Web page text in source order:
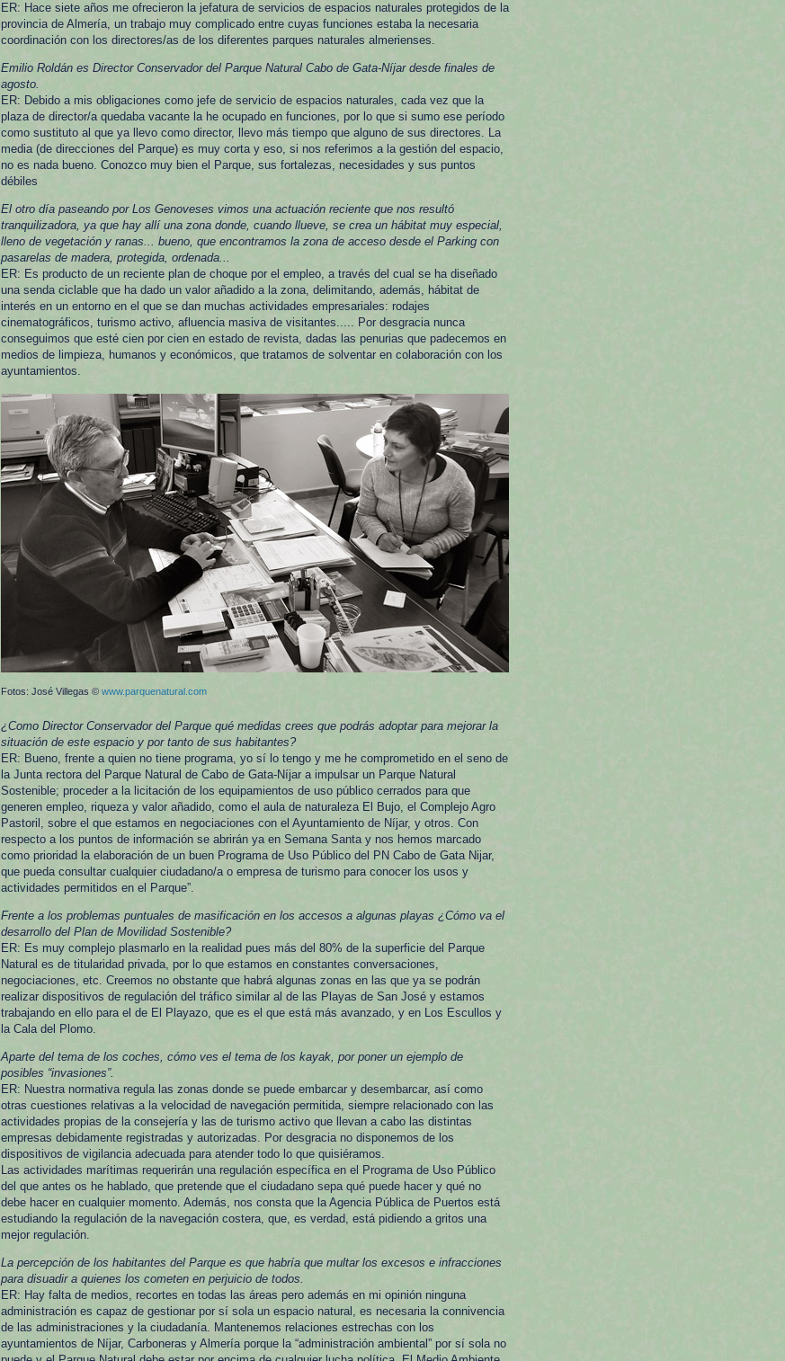
ER: Hace siete años me ofrecieron la jefatura de servicios de espacios naturales protegidos de la
provincia de Almería, un trabajo muy complicado entre cuyas funciones estaba la necesaria
coordinación con los directores/as de los diferentes parques naturales almerienses.
Emilio Roldán es Director Conservador del Parque Natural Cabo de Gata-Níjar desde finales de
agosto.
ER: Debido a mis obligaciones como jefe de servicio de espacios naturales, cada vez que la
plaza de director/a quedaba vacante la he ocupado en funciones, por lo que si sumo ese período
como sustituto al que ya llevo como director, llevo más tiempo que alguno de sus directores. La
media (de direcciones del Parque) es muy corta y eso, si nos referimos a la gestión del espacio,
no es nada bueno. Conozco muy bien el Parque, sus fortalezas, necesidades y sus puntos
débiles
El otro día paseando por Los Genoveses vimos una actuación reciente que nos resultó
tranquilizadora, ya que hay allí una zona donde, cuando llueve, se crea un hábitat muy especial,
lleno de vegetación y ranas... bueno, que encontramos la zona de acceso desde el Parking con
pasarelas de madera, protegida, ordenada...
ER: Es producto de un reciente plan de choque por el empleo, a través del cual se ha diseñado
una senda ciclable que ha dado un valor añadido a la zona, delimitando, además, hábitat de
interés en un entorno en el que se dan muchas actividades empresariales: rodajes
cinematográficos, turismo activo, afluencia masiva de visitantes..... Por desgracia nunca
conseguimos que esté cien por cien en estado de revista, dadas las penurias que padecemos en
medios de limpieza, humanos y económicos, que tratamos de solventar en colaboración con los
ayuntamientos.
Fotos: José Villegas © www.parquenatural.com
¿Como Director Conservador del Parque qué medidas crees que podrás adoptar para mejorar la
situación de este espacio y por tanto de sus habitantes?
ER: Bueno, frente a quien no tiene programa, yo sí lo tengo y me he comprometido en el seno de
la Junta rectora del Parque Natural de Cabo de Gata-Níjar a impulsar un Parque Natural
Sostenible; proceder a la licitación de los equipamientos de uso público cerrados para que
generen empleo, riqueza y valor añadido, como el aula de naturaleza El Bujo, el Complejo Agro
Pastoril, sobre el que estamos en negociaciones con el Ayuntamiento de Níjar, y otros. Con
respecto a los puntos de información se abrirán ya en Semana Santa y nos hemos marcado
como prioridad la elaboración de un buen Programa de Uso Público del PN Cabo de Gata Nijar,
que pueda consultar cualquier ciudadano/a o empresa de turismo para conocer los usos y
actividades permitidos en el Parque”.
Frente a los problemas puntuales de masificación en los accesos a algunas playas ¿Cómo va el
desarrollo del Plan de Movilidad Sostenible?
ER: Es muy complejo plasmarlo en la realidad pues más del 80% de la superficie del Parque
Natural es de titularidad privada, por lo que estamos en constantes conversaciones,
negociaciones, etc. Creemos no obstante que habrá algunas zonas en las que ya se podrán
realizar dispositivos de regulación del tráfico similar al de las Playas de San José y estamos
trabajando en ello para el de El Playazo, que es el que está más avanzado, y en Los Escullos y
la Cala del Plomo.
Aparte del tema de los coches, cómo ves el tema de los kayak, por poner un ejemplo de
posibles “invasiones”.
ER: Nuestra normativa regula las zonas donde se puede embarcar y desembarcar, así como
otras cuestiones relativas a la velocidad de navegación permitida, siempre relacionado con las
actividades propias de la consejería y las de turismo activo que llevan a cabo las distintas
empresas debidamente registradas y autorizadas. Por desgracia no disponemos de los
dispositivos de vigilancia adecuada para atender todo lo que quisiéramos.
Las actividades marítimas requerirán una regulación específica en el Programa de Uso Público
del que antes os he hablado, que pretende que el ciudadano sepa qué puede hacer y qué no
debe hacer en cualquier momento. Además, nos consta que la Agencia Pública de Puertos está
estudiando la regulación de la navegación costera, que, es verdad, está pidiendo a gritos una
mejor regulación.
La percepción de los habitantes del Parque es que habría que multar los excesos e infracciones
para disuadir a quienes los cometen en perjuicio de todos.
ER: Hay falta de medios, recortes en todas las áreas pero además en mi opinión ninguna
administración es capaz de gestionar por sí sola un espacio natural, es necesaria la connivencia
de las administraciones y la ciudadanía. Mantenemos relaciones estrechas con los
ayuntamientos de Níjar, Carboneras y Almería porque la “administración ambiental” por sí sola no